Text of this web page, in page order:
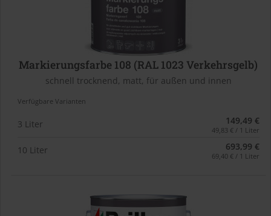
Markierungsfarbe 108 (RAL 1023 Verkehrsgelb)
schnell trocknend, matt, für außen und innen
Verfügbare Varianten
3 Liter 149,49 €
49,83 € / 1 Liter
10 Liter 693,99 €
69,40 € / 1 Liter